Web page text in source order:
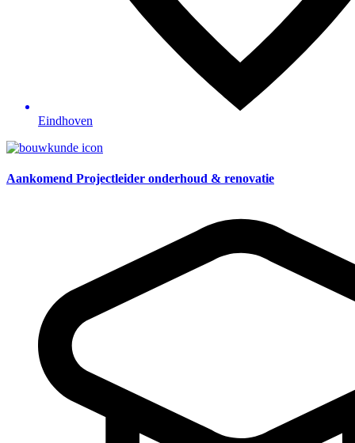
Eindhoven
Aankomend Projectleider onderhoud & renovatie